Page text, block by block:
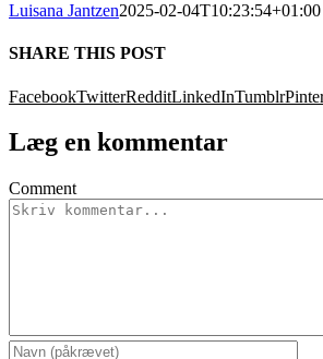
Luisana Jantzen2025-02-04T10:23:54+01:00
SHARE THIS POST
FacebookTwitterRedditLinkedInTumblr
Læg en kommentar
Comment